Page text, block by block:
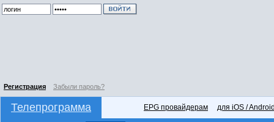
Регистрация Забыли пароль?
Телепрограмма EPG провайдерам для iOS /